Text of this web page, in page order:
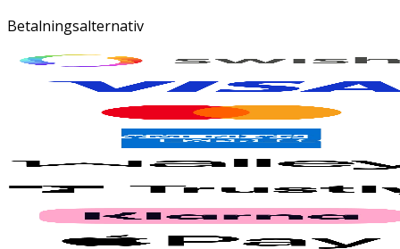
Betalningsalternativ